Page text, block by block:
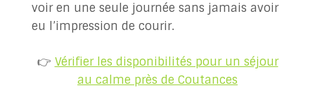
voir en une seule journée sans jamais avoir
eu l’impression de courir.
👉 Vérifier les disponibilités pour un séjour
au calme près de Coutances